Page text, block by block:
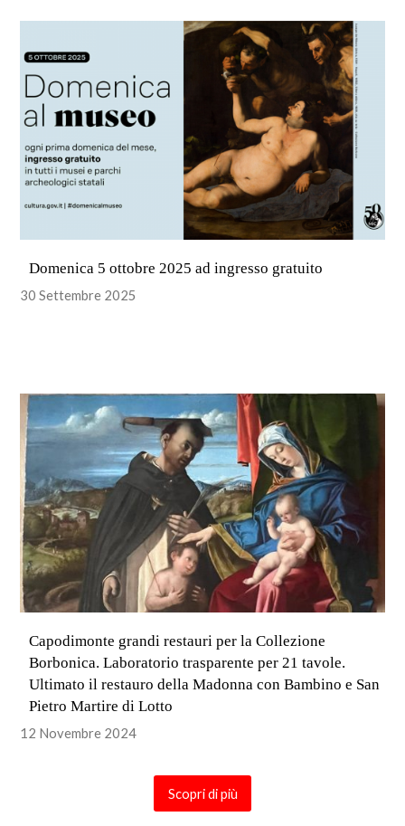
Domenica 5 ottobre 2025 ad ingresso gratuito
30 Settembre 2025
Capodimonte grandi restauri per la Collezione
Borbonica. Laboratorio trasparente per 21 tavole.
Ultimato il restauro della Madonna con Bambino e San
Pietro Martire di Lotto
12 Novembre 2024
Scopri di più